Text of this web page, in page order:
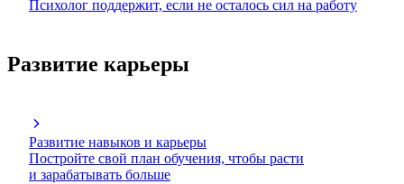
Психолог поддержит, если не осталось сил на работу
Развитие карьеры
Развитие навыков и карьеры
Постройте свой план обучения, чтобы расти
и зарабатывать больше